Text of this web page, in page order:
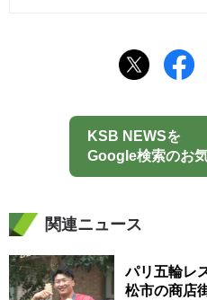
KSB NEWSを
Google検索のお
関連ニュース
パリ五輪レ
松市の商店